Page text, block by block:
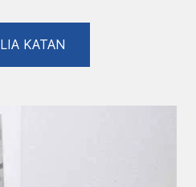
Dialogs Art
KATAN